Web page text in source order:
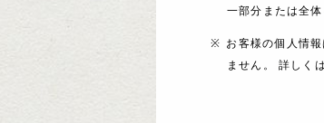
一部分または全
お客様の個人情
ません。 詳しく